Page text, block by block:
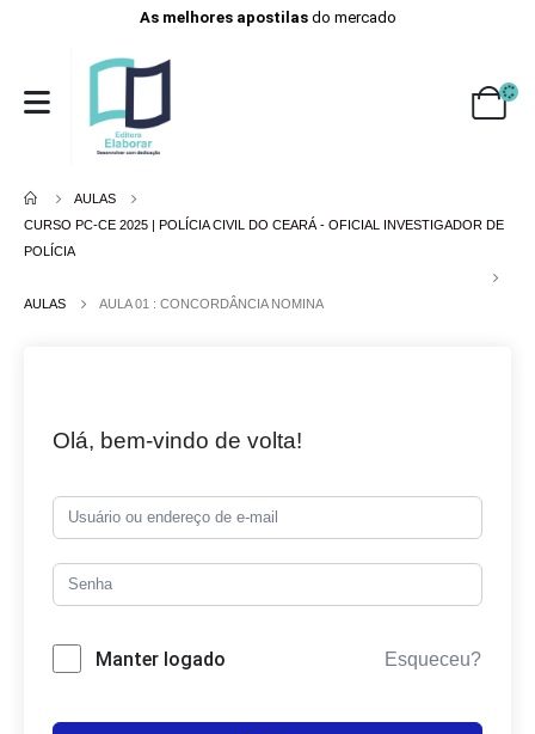
As melhores apostilasdo mercado
AULAS
CURSO PC-CE 2025 | POLÍCIA CIVIL DO CEARÁ - OFICIAL INVESTIGADOR DE
POLÍCIA
AULAS AULA 01 : CONCORDÂNCIA NOMINA
Olá, bem-vindo de volta!
Manter logado Esqueceu?